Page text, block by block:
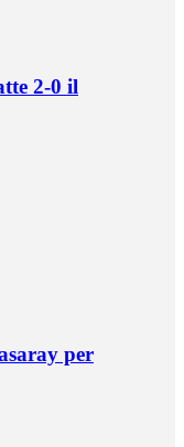
2-0 il
per